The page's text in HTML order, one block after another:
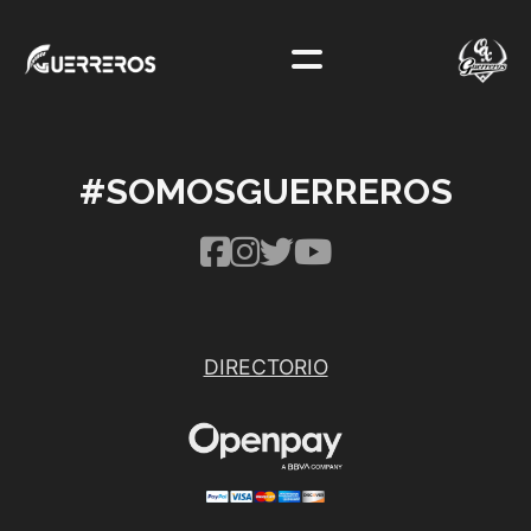
#SOMOSGUERREROS
DIRECTORIO